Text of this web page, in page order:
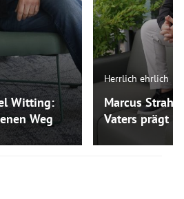
Witting:
Weg
Herrlich ehrlich
Marcus
Vaters prägt